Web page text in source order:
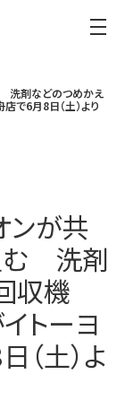
洗剤などのつめかえ
で6月8日（土）より
ンが共
む 洗剤
収機
イトーヨ
（土）よ